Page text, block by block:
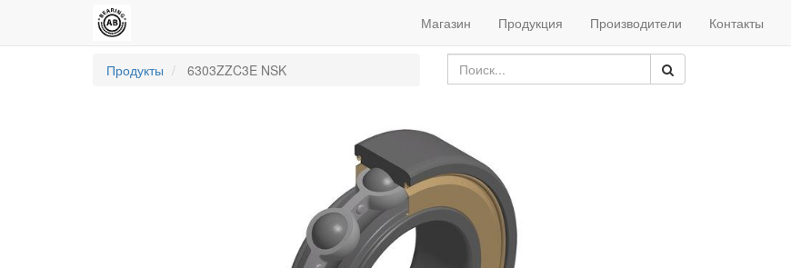
Магазин Продукция Производители Контакты
Продукты 6303ZZC3E NSK